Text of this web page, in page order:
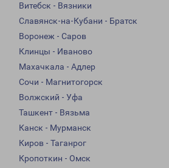
Витебск - Вязники
Славянск-на-Кубани - Братск
Воронеж - Саров
Клинцы - Иваново
Махачкала - Адлер
Сочи - Магнитогорск
Волжский - Уфа
Ташкент - Вязьма
Канск - Мурманск
Киров - Таганрог
Кропоткин - Омск